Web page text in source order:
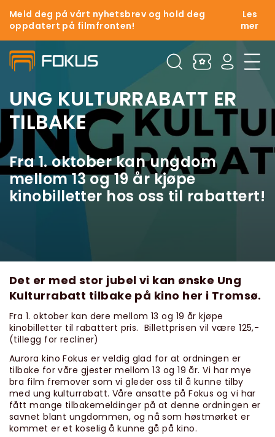
Meld deg på vårt nyhetsbrev og hold deg
oppdatert på filmfronten!
Les
mer
UNG KULTURRABATT ER
TILBAKE
Fra 1. oktober kan ungdom
mellom 13 og 19 år kjøpe
kinobilletter hos oss til rabattert!
Det er med stor jubel vi kan ønske Ung
Kulturrabatt tilbake på kino her i Tromsø.
Fra 1. oktober kan dere mellom 13 og 19 år kjøpe
kinobilletter til rabattert pris. Billettprisen vil være 125,-
(tillegg for recliner)
Aurora kino Fokus er veldig glad for at ordningen er
tilbake for våre gjester mellom 13 og 19 år. Vi har mye
bra film fremover som vi gleder oss til å kunne tilby
med ung kulturrabatt. Våre ansatte på Fokus og vi har
fått mange tilbakemeldinger på at denne ordningen er
savnet blant ungdommen, og nå som høstmørket er
kommet er et koselig å kunne gå på kino.